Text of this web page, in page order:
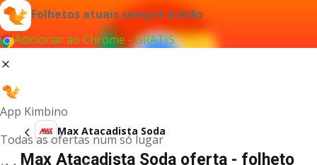
Folhetos atuais sempre à mão
Adicionar ao Chrome - GRÁTIS
App Kimbino
Todas as ofertas num só lugar
Max Atacadista Soda
Max Atacadista Soda oferta - folheto